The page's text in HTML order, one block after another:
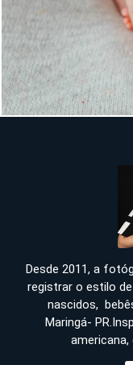
Desde 2011, a
registrar o estilo
nascidos,
Maringá-
americana,